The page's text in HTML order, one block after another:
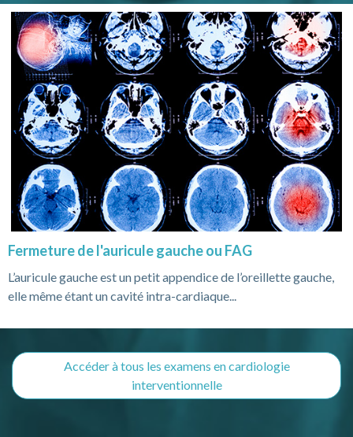
Fermeture de l'auricule gauche ou FAG
L’auricule gauche est un petit appendice de l’oreillette gauche,
elle même étant un cavité intra-cardiaque...
Accéder à tous les examens en cardiologie
interventionnelle